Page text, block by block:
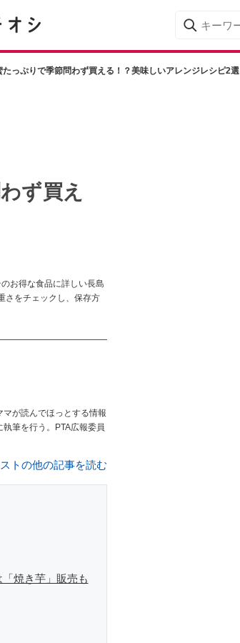
たっぷりで季節問わず買える！？美味しいアレンジレシピ2選
ず買え
お得な食品に詳しい長島
さをチェックし、保存方
が読んでほっとする情報
筆を行う。PTA広報委員
トの他の記事を読む
焼き芋」販売も